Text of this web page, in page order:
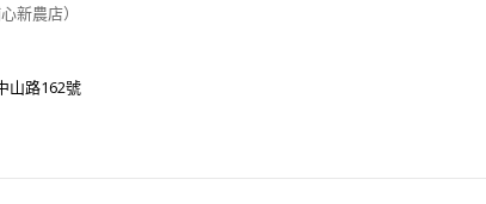
新農店）
山路162號